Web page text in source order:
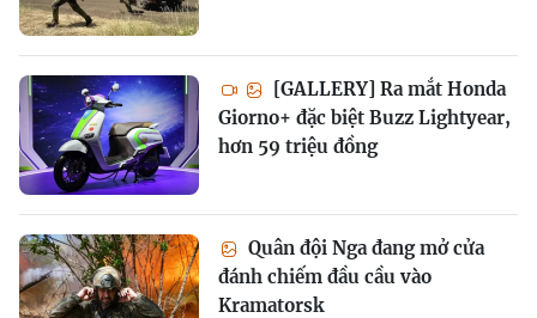
[GALLERY] Ra mắt Honda
Giorno+ đặc biệt Buzz Lightyear,
hơn 59 triệu đồng
Quân đội Nga đang mở cửa
đánh chiếm đầu cầu vào
Kramatorsk